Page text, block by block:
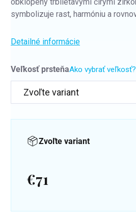
Veľkosť prsteňaAko vybrať veľkosť?
symbolizuje rast, harmóniu a
Detailné informácie
Zvoľte variant
€71